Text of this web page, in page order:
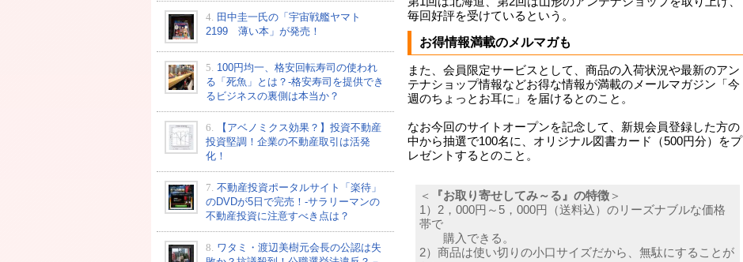
4. 田中圭一氏の「宇宙戦艦ヤマト
2199 薄い本」が発売！
5. 100円均一、格安回転寿司の使われ
る「死魚」とは？-格安寿司を提供でき
るビジネスの裏側は本当か？
6.
【アベノミクス効果？】投資不動産
投資堅調！企業の不動産取引は活発
化！
7. 不動産投資ポータルサイト「楽待」
のDVDが5日で完売！-サラリーマンの
不動産投資に注意すべき点は？
8. ワタミ・渡辺美樹元会長の公認は失
毎回好評を受けているという。
お得情報満載のメルマガも
また、会員限定サービスとして、商品の入荷状況や最新のアン
テナショップ情報などお得な情報が満載のメールマガジン「今
週のちょっとお耳に」を届けるとのこと。
なお今回のサイトオープンを記念して、新規会員登録した方の
中から抽選で100名に、オリジナル図書カード（500円分）をプ
レゼントするとのこと。
＜ 『お取り寄せしてみ～る』の特徴＞
1）2，000円～5，000円（送料込）のリーズナブルな価格
帯で
購入できる。
2）商品は使い切りの小口サイズだから、無駄にすることが